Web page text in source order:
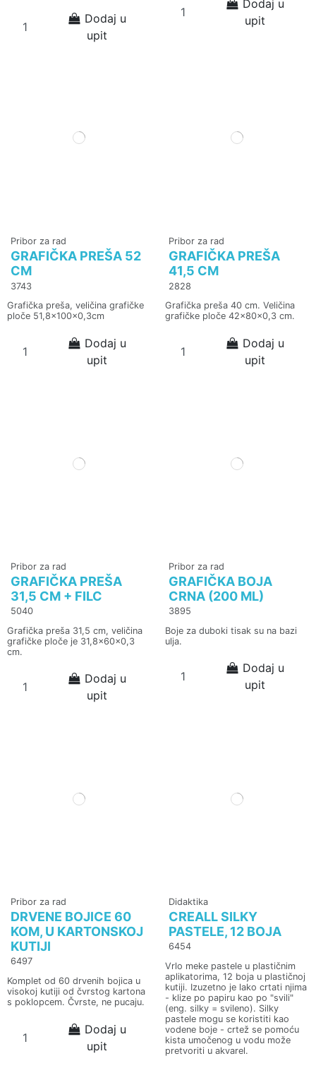
Dodaj u
upit
Dodaj u
upit
Pribor za rad
GRAFIČKA PREŠA 52
CM
3743
Grafička preša, veličina grafičke
ploče 51,8x100x0,3cm
Dodaj u
upit
Pribor za rad
GRAFIČKA PREŠA
41,5 CM
2828
Grafička preša 40 cm. Veličina
grafičke ploče 42x80x0,3 cm.
Dodaj u
upit
Pribor za rad
GRAFIČKA PREŠA
31,5 CM + FILC
5040
Grafička preša 31,5 cm, veličina
grafičke ploče je 31,8x60x0,3
cm.
Dodaj u
upit
Pribor za rad
GRAFIČKA BOJA
CRNA (200 ML)
3895
Boje za duboki tisak su na bazi
ulja.
Dodaj u
upit
Pribor za rad
DRVENE BOJICE 60
KOM, U KARTONSKOJ
KUTIJI
6497
Komplet od 60 drvenih bojica u
visokoj kutiji od čvrstog kartona
s poklopcem. Čvrste, ne pucaju.
Dodaj u
upit
Didaktika
CREALL SILKY
PASTELE, 12 BOJA
6454
Vrlo meke pastele u plastičnim
aplikatorima, 12 boja u plastičnoj
kutiji. Izuzetno je lako crtati njima
- klize po papiru kao po "svili"
(eng. silky = svileno). Silky
pastele mogu se koristiti kao
vodene boje - crtež se pomoću
kista umočenog u vodu može
pretvoriti u akvarel.